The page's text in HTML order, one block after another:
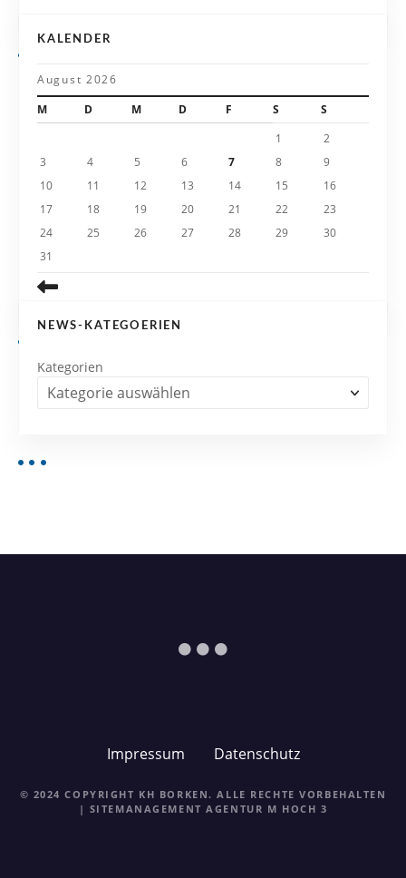
a
KALENDER
August 2026
M
D M D F S
S
1
2
3
4 5 6 7 8
9
10
11 12 13 14 15
16
17
18 19 20 21 22
23
24
25 26 27 28 29
30
31
NEWS-KATEGOERIEN
Kategorien
Impressum Datenschutz
© 2024 COPYRIGHT KH BORKEN. ALLE RECHTE VORBEHALTEN
| SITEMANAGEMENTAGENTUR M HOCH 3